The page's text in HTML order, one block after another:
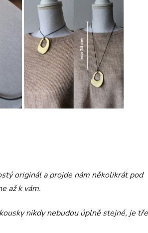
originál a projde nám několikrát pod
až k vám.
nikdy nebudou úplně stejné, je